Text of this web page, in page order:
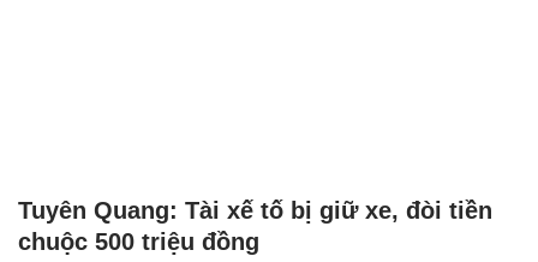
Tuyên Quang: Tài xế tố bị giữ xe, đòi tiền
chuộc 500 triệu đồng